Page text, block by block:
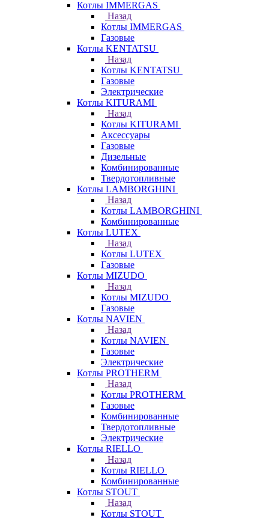
Котлы IMMERGAS
Назад
Котлы IMMERGAS
Газовые
Котлы KENTATSU
Назад
Котлы KENTATSU
Газовые
Электрические
Котлы KITURAMI
Назад
Котлы KITURAMI
Аксессуары
Газовые
Дизельные
Комбинированные
Твердотопливные
Котлы LAMBORGHINI
Назад
Котлы LAMBORGHINI
Комбинированные
Котлы LUTEX
Назад
Котлы LUTEX
Газовые
Котлы MIZUDO
Назад
Котлы MIZUDO
Газовые
Котлы NAVIEN
Назад
Котлы NAVIEN
Газовые
Электрические
Котлы PROTHERM
Назад
Котлы PROTHERM
Газовые
Комбинированные
Твердотопливные
Электрические
Котлы RIELLO
Назад
Котлы RIELLO
Комбинированные
Котлы STOUT
Назад
Котлы STOUT